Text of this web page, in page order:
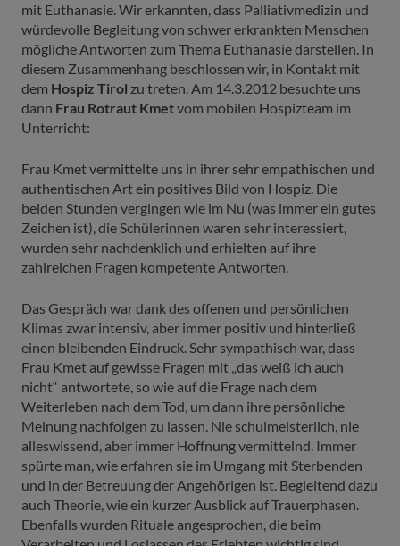
mit Euthanasie. Wir erkannten, dass Palliativmedizin und
würdevolle Begleitung von schwer erkrankten Menschen
mögliche Antworten zum Thema Euthanasie darstellen. In
diesem Zusammenhang beschlossen wir, in Kontakt mit
dem Hospiz Tirol zu treten. Am 14.3.2012 besuchte uns
dann Frau Rotraut Kmetvom mobilen Hospizteam im
Unterricht:
Frau Kmet vermittelte uns in ihrer sehr empathischen und
authentischen Art ein positives Bild von Hospiz. Die
beiden Stunden vergingen wie im Nu (was immer ein gutes
Zeichen ist), die Schülerinnen waren sehr interessiert,
wurden sehr nachdenklich und erhielten auf ihre
zahlreichen Fragen kompetente Antworten.
Das Gespräch war dank des offenen und persönlichen
Klimas zwar intensiv, aber immer positiv und hinterließ
einen bleibenden Eindruck. Sehr sympathisch war, dass
Frau Kmet auf gewisse Fragen mit „das weiß ich auch
nicht“ antwortete, so wie auf die Frage nach dem
Weiterleben nach dem Tod, um dann ihre persönliche
Meinung nachfolgen zu lassen. Nie schulmeisterlich, nie
alleswissend, aber immer Hoffnung vermittelnd. Immer
spürte man, wie erfahren sie im Umgang mit Sterbenden
und in der Betreuung der Angehörigen ist. Begleitend dazu
auch Theorie, wie ein kurzer Ausblick auf Trauerphasen.
Ebenfalls wurden Rituale angesprochen, die beim